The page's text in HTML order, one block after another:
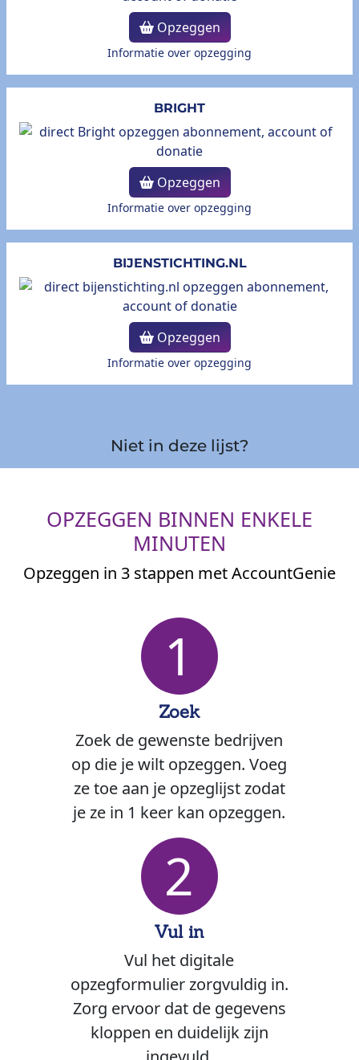
Opzeggen
Informatie over opzegging
BRIGHT
Opzeggen
Informatie over opzegging
BIJENSTICHTING.NL
Opzeggen
Informatie over opzegging
Niet in deze lijst?
OPZEGGEN BINNEN ENKELE
MINUTEN
Opzeggen in 3 stappen met AccountGenie
1
Zoek
Zoek de gewenste bedrijven
op die je wilt opzeggen. Voeg
ze toe aan je opzeglijst zodat
je ze in 1 keer kan opzeggen.
2
Vul in
Vul het digitale
opzegformulier zorgvuldig in.
Zorg ervoor dat de gegevens
kloppen en duidelijk zijn